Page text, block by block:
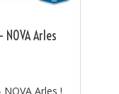
! 🔥 🔥 La lutte
été, les...